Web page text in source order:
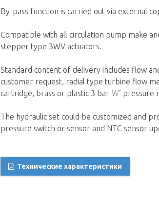
By-pass function is carried out via external
Compatible with all circulation pump make
stepper type 3WV actuators.
Standard content of delivery includes flow
customer request, radial type turbine flow
cartridge, brass or plastic 3 bar ½” pressure
The hydraulic set could be customized and
pressure switch or sensor and NTC sensor
Технические характеристики